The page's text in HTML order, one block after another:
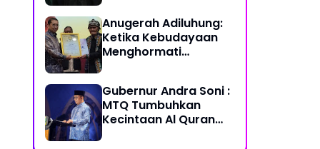
Anugerah Adiluhung:
Ketika Kebudayaan
Menghormati
Gubernur Andra Soni :
MTQ Tumbuhkan
Kecintaan Al Quran